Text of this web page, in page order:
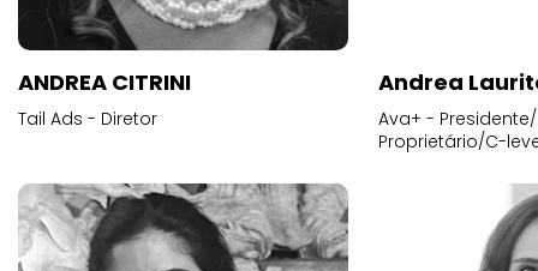
ANDREA CITRINI
Tail Ads - Diretor
Andrea
Ava+ -
Proprietário/C-